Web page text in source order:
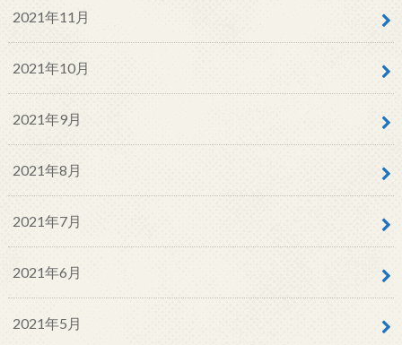
2021年11月
2021年10月
2021年9月
2021年8月
2021年7月
2021年6月
2021年5月